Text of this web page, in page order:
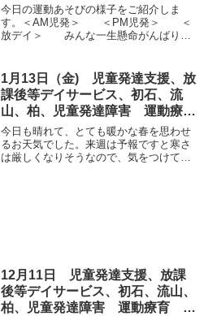
動プログラム こどもプ発達気に
なる 発達障害 放デイ 自閉
症 学習障害 LD ADHD アスペ
今日の運動あそびの様子をご紹介しま
す。＜AM児発＞ ＜PM児発＞ ＜
放デイ＞ みんな一生懸命がんばりま
1月13日（金) 児童発達支援、放
課後等デイサービス、初石、流
山、柏、児童発達障害 運動療
育 柳沢運動プログラム こども
発達気になる 発達障害 放デ
イ 自閉症 ADHD アスペルガ
今日も晴れて、とても暖かな春を思わせ
るお天気でした。来週は予報ですと寒さ
は厳しくなりそうなので、気をつけて過
12月11日 児童発達支援、放課
後等デイサービス、初石、流山、
柏、児童発達障害 運動療育 柳